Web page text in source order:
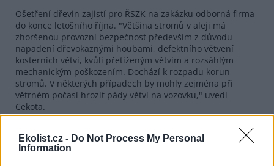
Ekolist.cz - Do Not Process My Personal
Information
Ošetření dřevin zajistí pro ŘSZK na zakázku odborná firma
do konce letošního října. "Většina stromů v aleji má
zhoršenou provozní bezpečnost především z důvodu
napadení dřevokaznými houbami, defektního větvení
kosterních větví, kvůli přetíženým větvím a rozsáhlým
mechanickým poškozením. Dochází k rozpadu korun
stromů. V některých případech by mohly zejména při
větrném počasí hrozit pády větví na vozovku," uvedl
Cekota.
Loni nechalo ŘSZK ošetřit v aleji 18 stromů. Letos se počítá
s ošetřením dalších 22. "Tyto stromy jsou nedílnou součástí
krajinného rázu, jsou biologicky hodnotné, čímž výrazně